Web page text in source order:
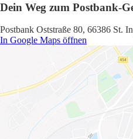
Dein Weg zum Postbank-
Postbank Oststraße 80, 66386 St.
In Google Maps öffnen